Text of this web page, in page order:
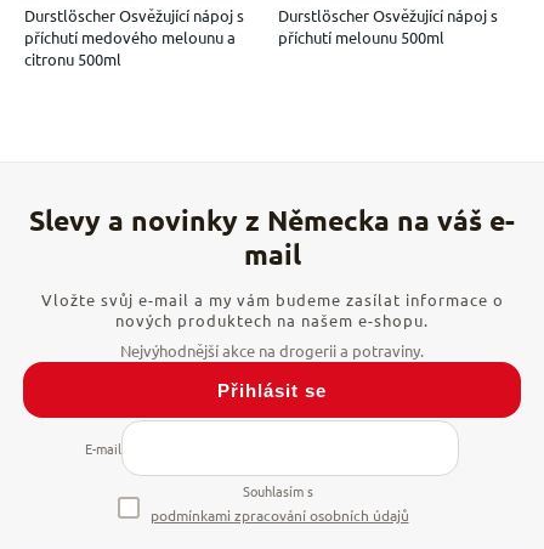
Durstlöscher Osvěžující nápoj s
příchutí medového melounu a
citronu 500ml
Durstlöscher Osvěžující nápoj s
příchutí melounu 500ml
Vložte svůj e-mail a my vám budeme zasílat informace o
nových produktech na našem e-shopu.
E-mail
Souhlasím s
podmínkami zpracování osobních údajů
Přihlásit se